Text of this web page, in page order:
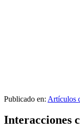
Publicado en: Artículos
Interacciones